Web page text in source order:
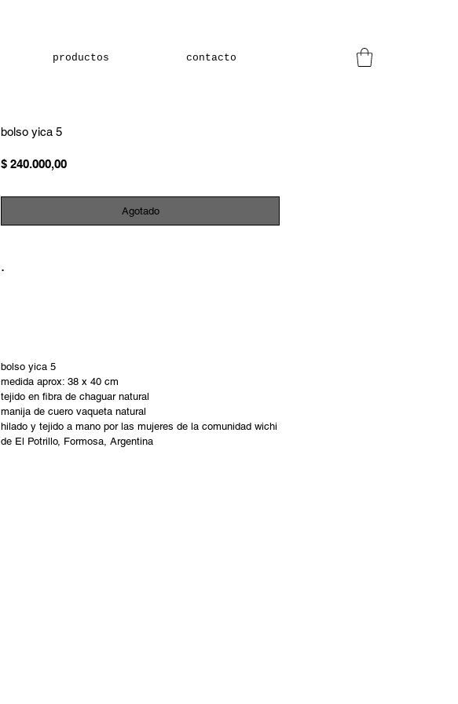
productos contacto
bolso yica 5
$ 240.000,00Precio
Agotado
.
bolso yica 5
medida aprox: 38 x 40 cm
tejido en fibra de chaguar natural
manija de cuero vaqueta natural
hilado y tejido a mano por las mujeres de la comunidad wichi
de El Potrillo, Formosa, Argentina